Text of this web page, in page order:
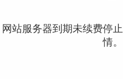
站服务器到期未续费停
情。